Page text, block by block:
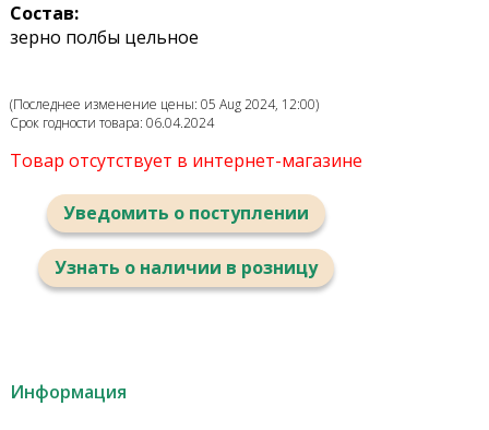
Состав:
зерно полбы цельное
(Последнее изменение цены: 05 Aug 2024, 12:00)
Срок годности товара: 06.04.2024
Товар отсутствует в интернет-магазине
Уведомить о поступлении
Узнать о наличии в розницу
Информация